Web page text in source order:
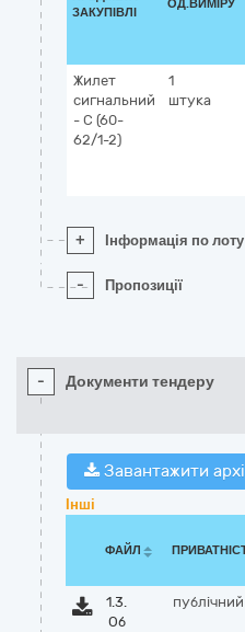
ЗАКУПІВЛІ
ОД.ВИМІРУ
Жилет
сигнальний
- С (60-
62/1-2)
1
штука
+ Інформація по лоту
- Пропозиції
- Документи тендеру
Завантажити
Інші
ФАЙЛ
1.3.
Об
публічний